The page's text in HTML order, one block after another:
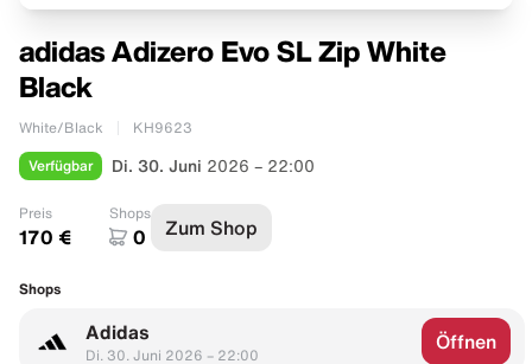
adidas Adizero Evo SL Zip White
Black
White/Black KH9623
Verfügbar Di. 30. Juni 2026 – 22:00
Preis
170 €
Shops
0 Zum Shop
Shops
Adidas
Di. 30. Juni 2026 – 22:00
Öffnen